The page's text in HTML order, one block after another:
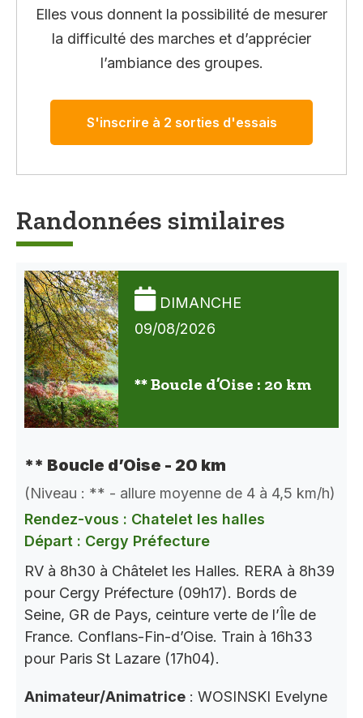
Elles vous donnent la possibilité de mesurer
la difficulté des marches et d’apprécier
l’ambiance des groupes.
S'inscrire à 2 sorties d'essais
Randonnées similaires
DIMANCHE
09/08/2026
** Boucle d’Oise : 20 km
** Boucle d’Oise - 20 km
(Niveau : ** - allure moyenne de 4 à 4,5 km/h)
Rendez-vous : Chatelet les halles
Départ : Cergy Préfecture
RV à 8h30 à Châtelet les Halles. RERA à 8h39
pour Cergy Préfecture (09h17). Bords de
Seine, GR de Pays, ceinture verte de l’Île de
France. Conflans-Fin-d’Oise. Train à 16h33
pour Paris St Lazare (17h04).
Animateur/Animatrice : WOSINSKI Evelyne